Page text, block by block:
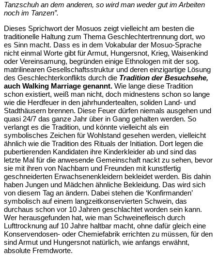
Tanzschuh an dem anderen, so wird man weder gut im Arbeiten
noch im Tanzen”.
Dieses Sprichwort der Mosuos zeigt vielleicht am besten die
traditionelle Haltung zum Thema Geschlechtertrennung dort, wo
es Sinn macht. Dass es in dem Vokabular der Mosuo-Sprache
nicht einmal Worte gibt für Armut, Hungersnot, Krieg, Waisenkind
oder Vereinsamung, begründen einige Ethnologen mit der sog.
matrilinearen Gesellschaftsstruktur und deren einzigartige Lösung
des Geschlechterkonflikts durch die Tradition der Besuchsehe,
auch Walking Marriage genannt. Wie lange diese Tradition
schon existiert, weiß man nicht, doch midnestens schon so lange
wie die Herdfeuer in den jahrhundertealten, soliden Land- und
Stadthäusern brennen. Diese Feuer dürfen niemals ausgehen und
quasi 24/7 das ganze Jahr über in Gang gehalten werden. So
verlangt es die Tradition, und könnte vielleicht als ein
symbolisches Zeichen für Wohlstand gesehen werden, vielleicht
ähnlich wie die Tradition des Rituals der Initiation. Dort legen die
pubertierenden Kandidaten ihre Kinderkleider ab und sind das
letzte Mal für die anwesende Gemeinschaft nackt zu sehen, bevor
sie mit ihren von Nachbarn und Freunden mit kunstfertig
geschneiderten Erwachsenenkleidern bekleidet werden. Bis dahin
haben Jungen und Mädchen ähnliche Bekleidung. Das wird sich
von diesem Tag an ändern. Dabei stehen die ‘Konfirmanden’
symbolisch auf einem langzeitkonservierten Schwein, das
durchaus schon vor 10 Jahren geschlachtet worden sein kann.
Wer herausgefunden hat, wie man Schweinefleisch durch
Lufttrocknung auf 10 Jahre haltbar macht, ohne dafür gleich eine
Konservendosen- oder Chemiefabrik errichten zu müssen, für den
sind Armut und Hungersnot natürlich, wie anfangs erwähnt,
absolute Fremdworte.